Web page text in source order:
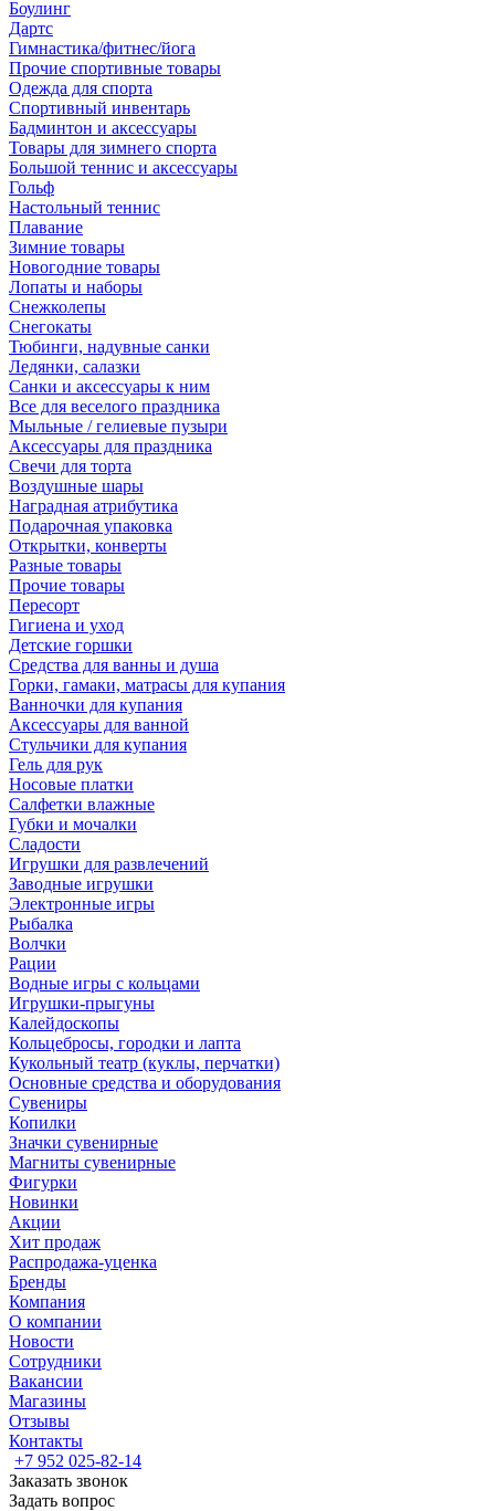
Боулинг
Дартс
Гимнастика/фитнес/йога
Прочие спортивные товары
Одежда для спорта
Спортивный инвентарь
Бадминтон и аксессуары
Товары для зимнего спорта
Большой теннис и аксессуары
Гольф
Настольный теннис
Плавание
Зимние товары
Новогодние товары
Лопаты и наборы
Снежколепы
Снегокаты
Тюбинги, надувные санки
Ледянки, салазки
Санки и аксессуары к ним
Все для веселого праздника
Мыльные / гелиевые пузыри
Аксессуары для праздника
Свечи для торта
Воздушные шары
Наградная атрибутика
Подарочная упаковка
Открытки, конверты
Разные товары
Прочие товары
Пересорт
Гигиена и уход
Детские горшки
Средства для ванны и душа
Горки, гамаки, матрасы для купания
Ванночки для купания
Аксессуары для ванной
Стульчики для купания
Гель для рук
Носовые платки
Салфетки влажные
Губки и мочалки
Сладости
Игрушки для развлечений
Заводные игрушки
Электронные игры
Рыбалка
Волчки
Рации
Водные игры с кольцами
Игрушки-прыгуны
Калейдоскопы
Кольцебросы, городки и лапта
Кукольный театр (куклы, перчатки)
Основные средства и оборудования
Сувениры
Копилки
Значки сувенирные
Магниты сувенирные
Фигурки
Новинки
Акции
Хит продаж
Распродажа-уценка
Бренды
Компания
О компании
Новости
Сотрудники
Вакансии
Магазины
Отзывы
Контакты
+7 952 025-82-14
Заказать звонок
Задать вопрос